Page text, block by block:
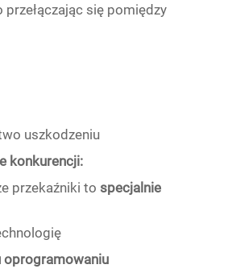
się pomiędzy
uszkodzeniu
konkurencji:
przekaźniki to specjalnie
oprogramowaniu